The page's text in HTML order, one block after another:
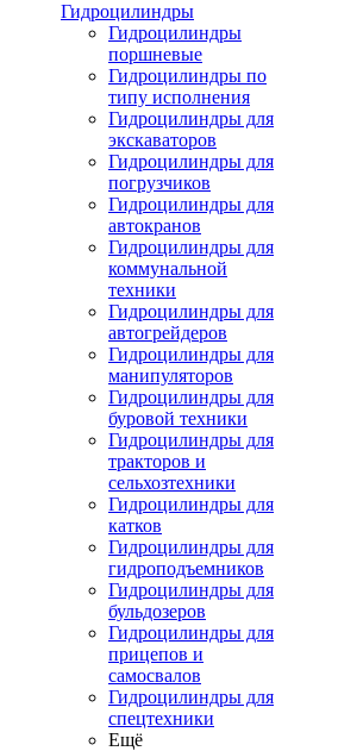
Гидроцилиндры
Гидроцилиндры
поршневые
Гидроцилиндры по
типу исполнения
Гидроцилиндры для
экскаваторов
Гидроцилиндры для
погрузчиков
Гидроцилиндры для
автокранов
Гидроцилиндры для
коммунальной
техники
Гидроцилиндры для
автогрейдеров
Гидроцилиндры для
манипуляторов
Гидроцилиндры для
буровой техники
Гидроцилиндры для
тракторов и
сельхозтехники
Гидроцилиндры для
катков
Гидроцилиндры для
гидроподъемников
Гидроцилиндры для
бульдозеров
Гидроцилиндры для
прицепов и
самосвалов
Гидроцилиндры для
спецтехники
Ещё